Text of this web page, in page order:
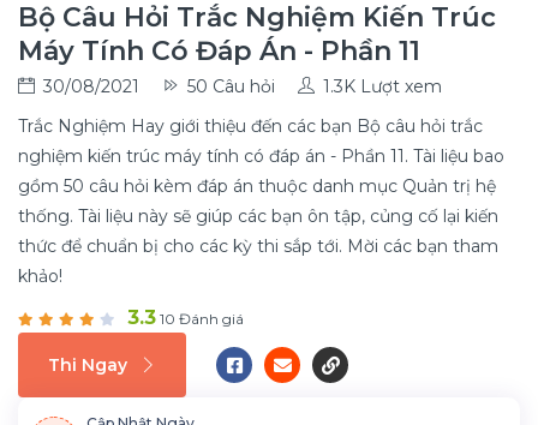
Bộ Câu Hỏi Trắc Nghiệm Kiến Trúc
Máy Tính Có Đáp Án - Phần 11
30/08/2021 50 Câu hỏi
1.3K Lượt xem
Trắc Nghiệm Hay giới thiệu đến các bạn Bộ câu hỏi trắc
nghiệm kiến trúc máy tính có đáp án - Phần 11. Tài liệu bao
gồm 50 câu hỏi kèm đáp án thuộc danh mục Quản trị hệ
thống. Tài liệu này sẽ giúp các bạn ôn tập, củng cố lại kiến
thức để chuẩn bị cho các kỳ thi sắp tới. Mời các bạn tham
khảo!
3.3 10 Đánh giá
Thi Ngay